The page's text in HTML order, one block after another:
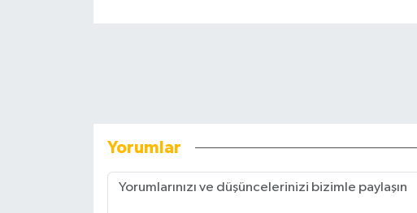
Yorumlar